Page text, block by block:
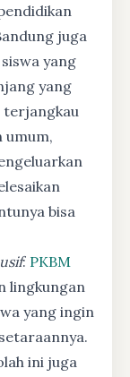
juga
yang
yang
terjangkau
umum,
bisa
: PKBM
lingkungan
yang ingin
ini juga